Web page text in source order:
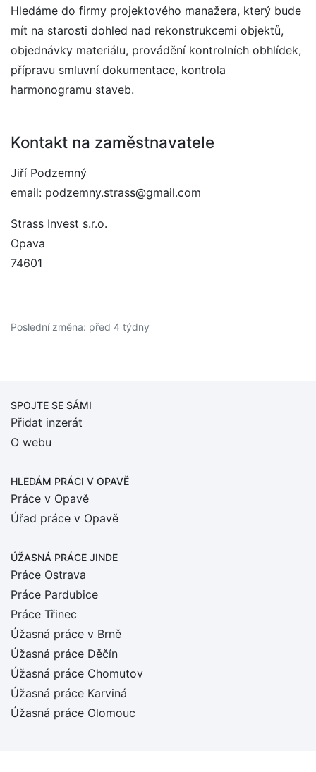
Hledáme do firmy projektového manažera, který bude
mít na starosti dohled nad rekonstrukcemi objektů,
objednávky materiálu, provádění kontrolních obhlídek,
přípravu smluvní dokumentace, kontrola
harmonogramu staveb.
Kontakt na zaměstnavatele
Jiří Podzemný
email: podzemny.strass@gmail.com
Strass Invest s.r.o.
Opava
74601
Poslední změna: před 4 týdny
SPOJTE SE SÁMI
Přidat inzerát
O webu
HLEDÁM PRÁCI V OPAVĚ
Práce v Opavě
Úřad práce v Opavě
ÚŽASNÁ PRÁCE JINDE
Práce Ostrava
Práce Pardubice
Práce Třinec
Úžasná práce v Brně
Úžasná práce Děčín
Úžasná práce Chomutov
Úžasná práce Karviná
Úžasná práce Olomouc